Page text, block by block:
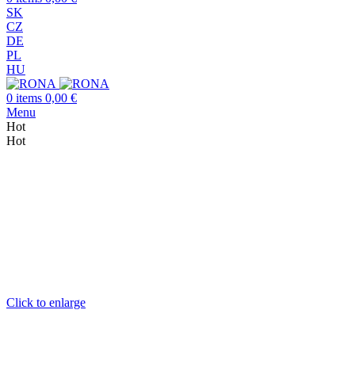
SK
CZ
DE
PL
HU
0 items 0,00 €
Menu
Hot
Hot
Click to enlarge